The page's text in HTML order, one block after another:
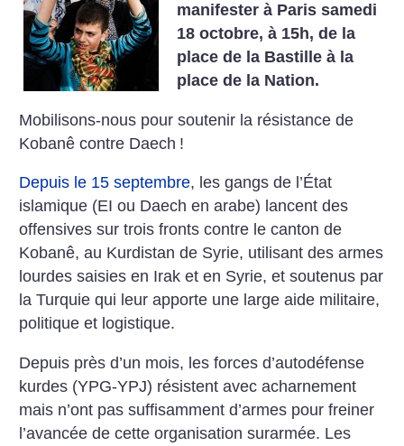
manifester à Paris samedi
18 octobre, à 15h, de la
place de la Bastille à la
place de la Nation.
Mobilisons-nous pour soutenir la résistance de
Kobanê contre Daech !
Depuis le 15 septembre, les gangs de l’État
islamique (EI ou Daech en arabe) lancent des
offensives sur trois fronts contre le canton de
Kobanê, au Kurdistan de Syrie, utilisant des armes
lourdes saisies en Irak et en Syrie, et soutenus par
la Turquie qui leur apporte une large aide militaire,
politique et logistique.
Depuis près d’un mois, les forces d’autodéfense
kurdes (YPG-YPJ) résistent avec acharnement
mais n’ont pas suffisamment d’armes pour freiner
l’avancée de cette organisation surarmée. Les